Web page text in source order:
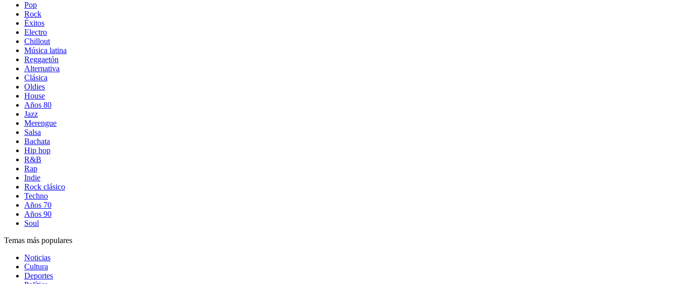
Pop
Rock
Éxitos
Electro
Chillout
Música latina
Reggaetón
Alternativa
Clásica
Oldies
House
Años 80
Jazz
Merengue
Salsa
Bachata
Hip hop
R&B
Rap
Indie
Rock clásico
Techno
Años 70
Años 90
Soul
Temas más populares
Noticias
Cultura
Deportes